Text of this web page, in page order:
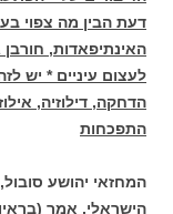
דעת הבין מה צפוי
האינתיפאדות, חורבן
לעצום עיניים * יש
הדחקה, דילוזיה,
התפכחות
המחזאי יהושע
הישראלי, אמר